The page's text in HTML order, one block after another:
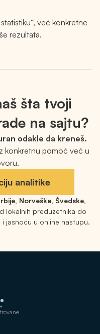
već konkretne
rezultata.
šta tvoji
na sajtu?
odakle da kreneš.
konkretnu pomoć već u
analitike
Norveške, Švedske,
lokalnih preduzetnika do
jasnoću u online nastupu.